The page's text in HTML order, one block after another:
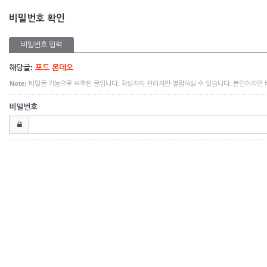
비밀번호 확인
비밀번호 입력
해당글: 포드 몬데오
Note: 비밀글 기능으로 보호된 글입니다. 작성자와 관리자만 열람하실 수 있습니다. 본인이라면
비밀번호